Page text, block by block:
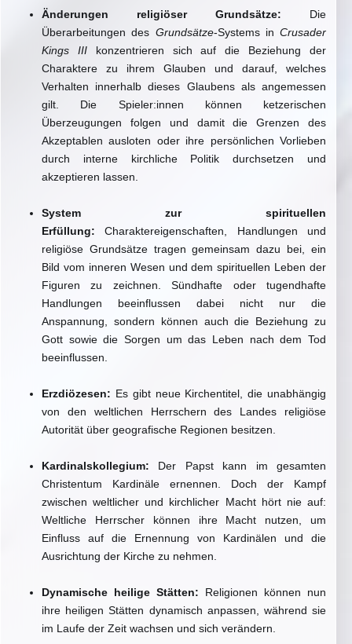
Änderungen religiöser Grundsätze: Die
Überarbeitungen des Grundsätze-Systems in Crusader
Kings III konzentrieren sich auf die Beziehung der
Charaktere zu ihrem Glauben und darauf, welches
Verhalten innerhalb dieses Glaubens als angemessen
gilt. Die Spieler:innen können ketzerischen
Überzeugungen folgen und damit die Grenzen des
Akzeptablen ausloten oder ihre persönlichen Vorlieben
durch interne kirchliche Politik durchsetzen und
akzeptieren lassen.
System zur spirituellen
Erfüllung: Charaktereigenschaften, Handlungen und
religiöse Grundsätze tragen gemeinsam dazu bei, ein
Bild vom inneren Wesen und dem spirituellen Leben der
Figuren zu zeichnen. Sündhafte oder tugendhafte
Handlungen beeinflussen dabei nicht nur die
Anspannung, sondern können auch die Beziehung zu
Gott sowie die Sorgen um das Leben nach dem Tod
beeinflussen.
Erzdiözesen: Es gibt neue Kirchentitel, die unabhängig
von den weltlichen Herrschern des Landes religiöse
Autorität über geografische Regionen besitzen.
Kardinalskollegium: Der Papst kann im gesamten
Christentum Kardinäle ernennen. Doch der Kampf
zwischen weltlicher und kirchlicher Macht hört nie auf:
Weltliche Herrscher können ihre Macht nutzen, um
Einfluss auf die Ernennung von Kardinälen und die
Ausrichtung der Kirche zu nehmen.
Dynamische heilige Stätten: Religionen können nun
ihre heiligen Stätten dynamisch anpassen, während sie
im Laufe der Zeit wachsen und sich verändern.